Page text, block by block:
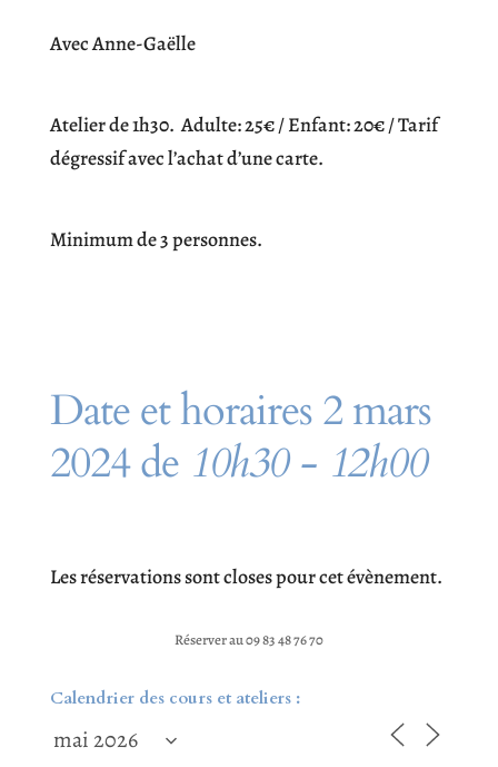
Avec Anne-Gaëlle
Atelier de 1h30. Adulte: 25€ / Enfant: 20€ / Tarif
dégressif avec l’achat d’une carte.
Minimum de 3 personnes.
Date et horaires 2 mars
2024 de 10h30 - 12h00
Les réservations sont closes pour cet évènement.
Réserver au 09 83 48 76 70
Calendrier des cours et ateliers :